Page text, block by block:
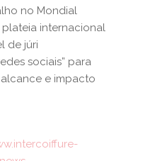
no Mondial
internacional
de júri
sociais” para
e impacto